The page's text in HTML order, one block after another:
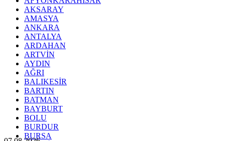
AKSARAY
AMASYA
ANKARA
ANTALYA
ARDAHAN
ARTVİN
AYDIN
AĞRI
BALIKESİR
BARTIN
BATMAN
BAYBURT
BOLU
BURDUR
BURSA